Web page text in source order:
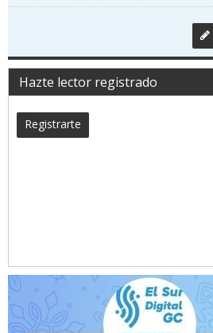
Hazte lector registrado
Registrarte